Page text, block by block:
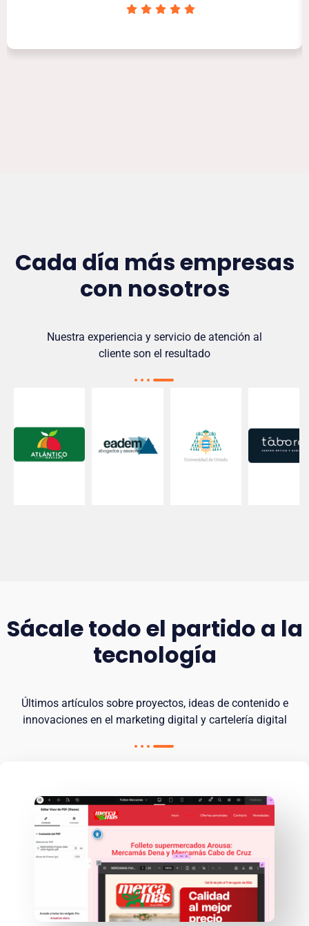
Cada día más empresas
con nosotros
Nuestra experiencia y servicio de atención al
cliente son el resultado
Sácale todo el partido a la
tecnología
Últimos artículos sobre proyectos, ideas de contenido e
innovaciones en el marketing digital y cartelería digital